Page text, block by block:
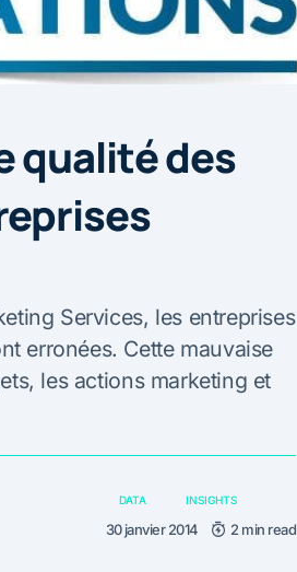
qualité des
Services, les entreprises
erronées. Cette mauvaise
les actions marketing et
DATA INSIGHTS
30 janvier 2014 2 min read